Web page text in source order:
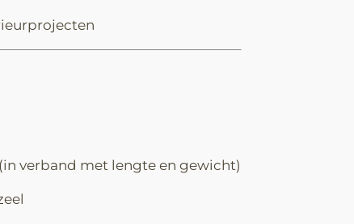
verband met lengte en gewicht)